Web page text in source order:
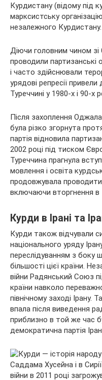
Курдистану (відому під
марксистську
незалежного Курдистану.
Діючи головним чином зі
проводили партизанські
і часто здійснювали
урядові репресії привели
Туреччині у 1980-х і 90-х
Після захоплення
була різко згорнута
партія відновила
2002 році під тиском
Туреччина прагнула
мовлення і освіта
продовжувала проводити
включаючи вторгнення в
Курди в Ірані та
Курди також відчували
національного уряду
переслідуванням з боку
більшості цієї країни.
війни Радянський Союз
країни навколо
північному заході Ірану.
впала після виведення
приблизно в той же час
демократична партія
Саддама Хусейна і в
війни в 2011 році